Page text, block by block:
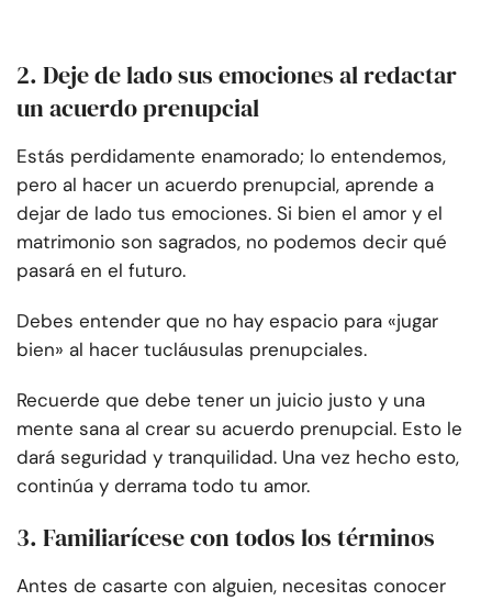
2. Deje de lado sus emociones al redactar
un acuerdo prenupcial
Estás perdidamente enamorado; lo entendemos,
pero al hacer un acuerdo prenupcial, aprende a
dejar de lado tus emociones. Si bien el amor y el
matrimonio son sagrados, no podemos decir qué
pasará en el futuro.
Debes entender que no hay espacio para «jugar
bien» al hacer tucláusulas prenupciales.
Recuerde que debe tener un juicio justo y una
mente sana al crear su acuerdo prenupcial. Esto le
dará seguridad y tranquilidad. Una vez hecho esto,
continúa y derrama todo tu amor.
3. Familiarícese con todos los términos
Antes de casarte con alguien, necesitas conocer